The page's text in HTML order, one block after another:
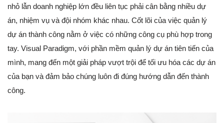
nhỏ lẫn doanh nghiệp lớn đều liên tục phải cân bằng nhiều dự
án, nhiệm vụ và đội nhóm khác nhau. Cốt lõi của việc quản lý
dự án thành công nằm ở việc có những công cụ phù hợp trong
tay. Visual Paradigm, với phần mềm quản lý dự án tiên tiến của
mình, mang đến một giải pháp vượt trội để tối ưu hóa các dự án
của bạn và đảm bảo chúng luôn đi đúng hướng dẫn đến thành
công.